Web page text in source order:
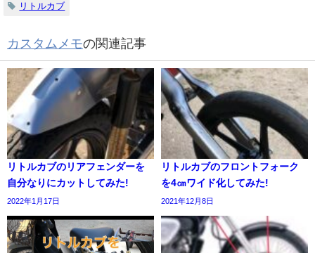
リトルカブ
カスタムメモの関連記事
リトルカブのリアフェンダーを
自分なりにカットしてみた!
2022年1月17日
リトルカブのフロントフォーク
を4㎝ワイド化してみた!
2021年12月8日